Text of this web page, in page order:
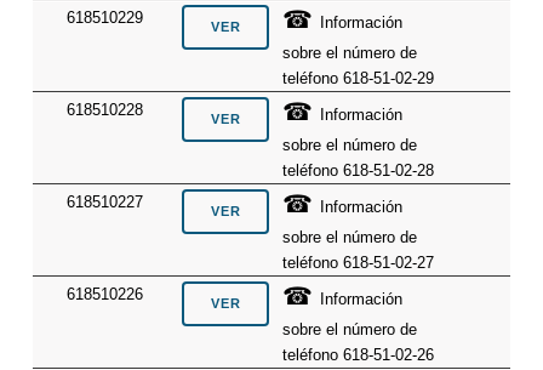
618510229
☎
Información
sobre el número de
teléfono 618-51-02-29
618510228
☎
Información
sobre el número de
teléfono 618-51-02-28
618510227
☎
Información
sobre el número de
teléfono 618-51-02-27
618510226
☎
Información
sobre el número de
teléfono 618-51-02-26